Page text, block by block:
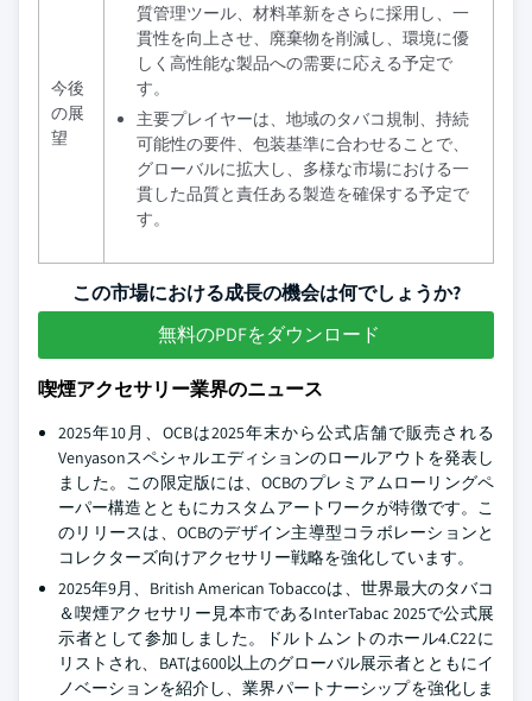
今後
の展
望
質管理ツール、材料革新をさらに採用し、一
貫性を向上させ、廃棄物を削減し、環境に優
しく高性能な製品への需要に応える予定で
す。
主要プレイヤーは、地域のタバコ規制、持続
可能性の要件、包装基準に合わせることで、
グローバルに拡大し、多様な市場における一
貫した品質と責任ある製造を確保する予定で
す。
この市場における成長の機会は何でしょうか?
無料のPDFをダウンロード
喫煙アクセサリー業界のニュース
2025年10月、OCBは2025年末から公式店舗で販売される
Venyasonスペシャルエディションのロールアウトを発表し
ました。この限定版には、OCBのプレミアムローリングペ
ーパー構造とともにカスタムアートワークが特徴です。こ
のリリースは、OCBのデザイン主導型コラボレーションと
コレクターズ向けアクセサリー戦略を強化しています。
2025年9月、British American Tobaccoは、世界最大のタバコ
＆喫煙アクセサリー見本市であるInterTabac 2025で公式展
示者として参加しました。ドルトムントのホール4.C22に
リストされ、BATは600以上のグローバル展示者とともにイ
ノベーションを紹介し、業界パートナーシップを強化しま